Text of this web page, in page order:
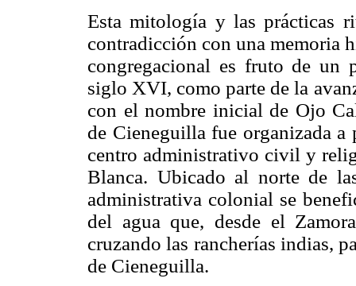
Esta mitología y las prácticas
contradicción con una memoria
congregacional es fruto de un
siglo XVI, como parte de la
con el nombre inicial de Ojo
de Cieneguilla fue organizada a
centro administrativo civil y
Blanca. Ubicado al norte de
administrativa colonial se
del agua que, desde el
cruzando las rancherías indias,
de Cieneguilla.